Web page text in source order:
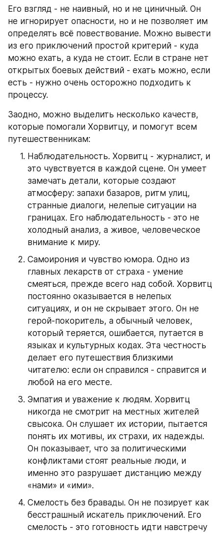
Его взгляд - не наивный, но и не циничный. Он
не игнорирует опасности, но и не позволяет им
определять всё повествование. Можно вывести
из его приключений простой критерий - куда
можно ехать, а куда не стоит. Если в стране нет
открытых боевых действий - ехать можно, если
есть - нужно очень осторожно подходить к
процессу.
Заодно, можно выделить несколько качеств,
которые помогали Хорвитцу, и помогут всем
путешественникам:
Наблюдательность. Хорвитц - журналист, и
это чувствуется в каждой сцене. Он умеет
замечать детали, которые создают
атмосферу: запахи базаров, ритм улиц,
странные диалоги, нелепые ситуации на
границах. Его наблюдательность - это не
холодный анализ, а живое, человеческое
внимание к миру.
Самоирония и чувство юмора. Одно из
главных лекарств от страха - умение
смеяться, прежде всего над собой. Хорвитц
постоянно оказывается в нелепых
ситуациях, и он не скрывает этого. Он не
герой‑покоритель, а обычный человек,
который теряется, ошибается, путается в
языках и культурных кодах. Эта честность
делает его путешествия близкими
читателю: если он справился - справится и
любой на его месте.
Эмпатия и уважение к людям. Хорвитц
никогда не смотрит на местных жителей
свысока. Он слушает их истории, пытается
понять их мотивы, их страхи, их надежды.
Он показывает, что за политическими
конфликтами стоят реальные люди, и
именно это разрушает дистанцию между
«нами» и «ими».
Смелость без бравады. Он не позирует как
бесстрашный искатель приключений. Его
смелость - это готовность идти навстречу